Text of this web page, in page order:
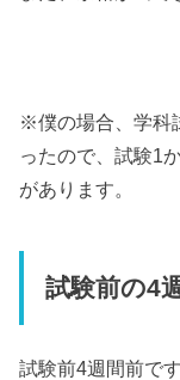
※僕の場合、学科
ったので、試験1
があります。
試験前の4
試験前4週間前です